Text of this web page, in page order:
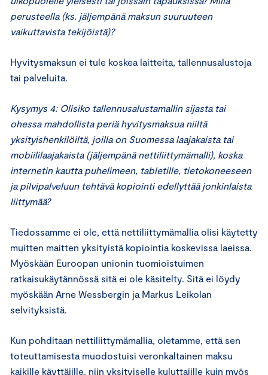
perusteella (ks. jäljempänä maksun suuruuteen
vaikuttavista tekijöistä)?
Hyvitysmaksun ei tule koskea laitteita, tallennusalustoja
tai palveluita.
Kysymys 4: Olisiko tallennusalustamallin sijasta tai
ohessa mahdollista periä hyvitysmaksua niiltä
yksityishenkilöiltä, joilla on Suomessa laajakaista tai
mobiililaajakaista (jäljempänä nettiliittymämalli), koska
internetin kautta puhelimeen, tabletille, tietokoneeseen
ja pilvipalveluun tehtävä kopiointi edellyttää jonkinlaista
liittymää?
Tiedossamme ei ole, että nettiliittymämallia olisi käytetty
muitten maitten yksityistä kopiointia koskevissa laeissa.
Myöskään Euroopan unionin tuomioistuimen
ratkaisukäytännössä sitä ei ole käsitelty. Sitä ei löydy
myöskään Arne Wessbergin ja Markus Leikolan
selvityksistä.
Kun pohditaan nettiliittymämallia, oletamme, että sen
toteuttamisesta muodostuisi veronkaltainen maksu
kaikille käyttäjille, niin yksityiselle kuluttajille kuin myös